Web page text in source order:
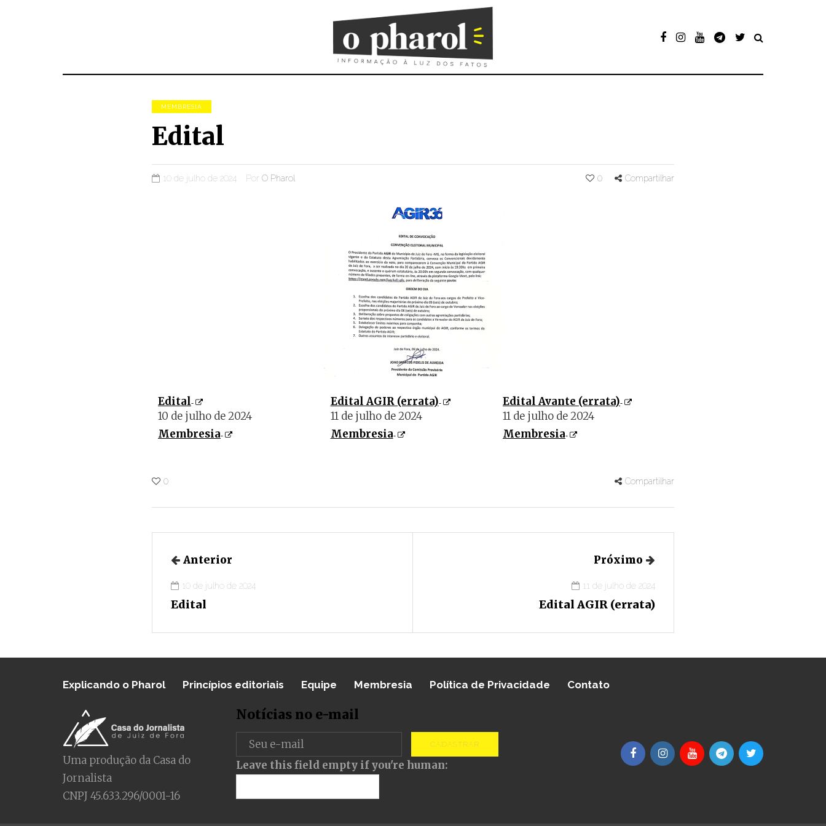
MEMBRESIA
Edital
10 de julho de 2024 Por O Pharol 0 Compartilhar
Edital
10 de julho de 2024
Membresia
Edital AGIR (errata)
11 de julho de 2024
Membresia
Edital Avante (errata)
11 de julho de 2024
Membresia
0 Compartilhar
Anterior
10 de julho de 2024
Edital
Próximo
11 de julho de 2024
Edital AGIR (errata)
Explicando o Pharol Princípios editoriais Equipe Membresia Política de Privacidade Contato
Uma produção da Casa do
Jornalista
CNPJ 45.633.296/0001-16
Notícias no e-mail
CADASTRAR
Leave this field empty if you're human: